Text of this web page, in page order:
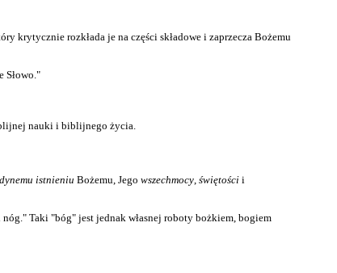
krytycznie rozkłada je na części składowe i zaprzecza Bożemu
Słowo."
nauki i biblijnego życia.
istnieniu Bożemu, Jego wszechmocy, świętościi
Taki "bóg" jest jednak własnej roboty bożkiem, bogiem